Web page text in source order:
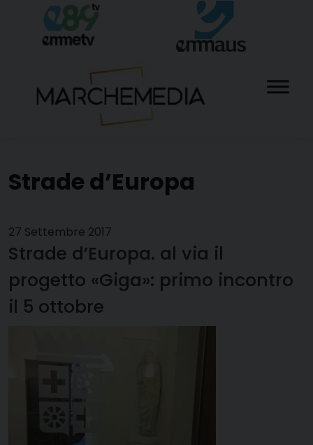
content
Strade d’Europa
27 Settembre 2017
Strade d’Europa. al via il
progetto «Giga»: primo incontro
il 5 ottobre